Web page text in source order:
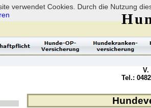
verwendet Cookies. Durch die Nutzung
V.
Tel.: